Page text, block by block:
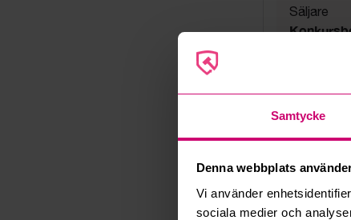
Samtycke
Denna webbplats
Vi använder
sociala medier och
Säljare